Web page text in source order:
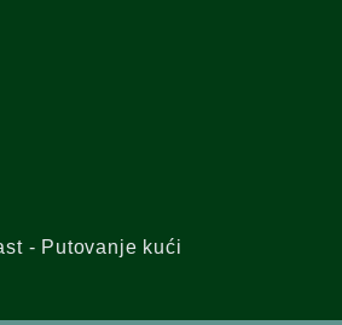
- Putovanje kući